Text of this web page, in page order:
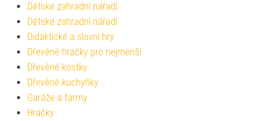
Dětské zahradní nářadí
Dětské zahradní nářadí
Didaktické a slovní hry
Dřevěné hračky pro nejmenší
Dřevěné kostky
Dřevěné kuchyňky
Garáže a farmy
Hračky